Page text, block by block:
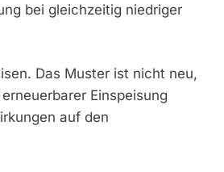
bei gleichzeitig niedriger
Das Muster ist nicht neu,
Einspeisung
auf den